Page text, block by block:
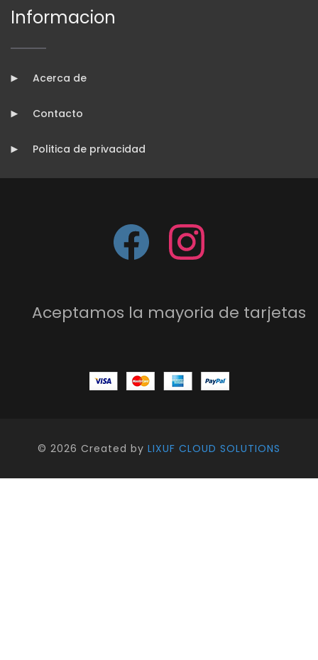
Informacion
Acerca de
Contacto
Politica de privacidad
Aceptamos la mayoria de tarjetas
© 2026 Created by LIXUF CLOUD SOLUTIONS